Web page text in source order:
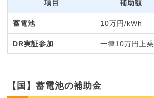
項目 補助額
蓄電池 10万円/kWh
DR実証参加 一律10万円上
【国】蓄電池の補助金